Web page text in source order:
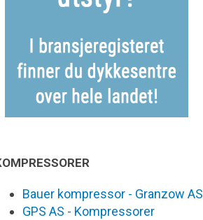
Bauer kompressor - Granzow AS
GPS AS - Kompressorer